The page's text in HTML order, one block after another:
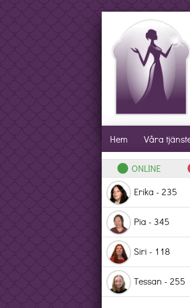
Hem Våra
lens ONLINE
Erika - 235
Pia - 345
Siri - 118
Tessan - 255